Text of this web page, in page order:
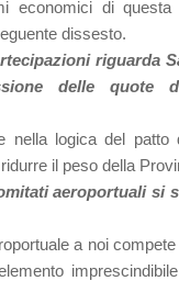
economici di
dissesto.
riguarda
delle quote
nella logica del
il peso della
aeroportuali si
a noi